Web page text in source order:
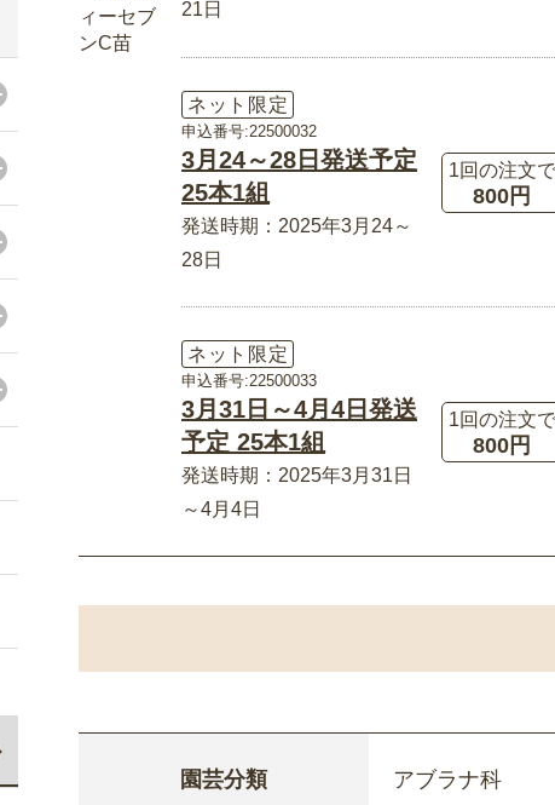
ィーセブ
ンC苗
21日
ネット限定
申込番号:22500032
3月24～28日発送予定
25本1組
発送時期：2025年3月24～
28日
1回の注文で
800円
ネット限定
申込番号:22500033
3月31日～4月4日発送
予定 25本1組
発送時期：2025年3月31日
～4月4日
1回の注文で
800円
園芸分類 アブラナ科